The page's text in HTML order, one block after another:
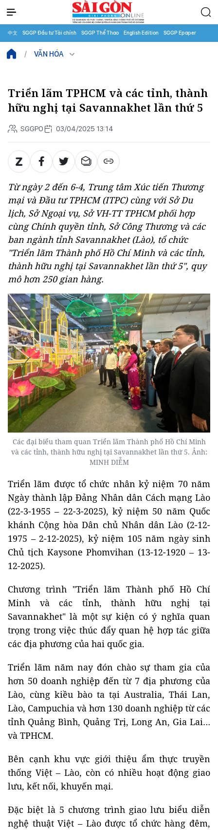
中文 SGGP Đầu tư Tài chính SGGP Thể Thao English Edition SGGP Epaper
VĂN HÓA
Triển lãm TPHCM và các tỉnh, thành
hữu nghị tại Savannakhet lần thứ 5
SGGPO 03/04/2025 13:14
Từ ngày 2 đến 6-4, Trung tâm Xúc tiến Thương
mại và Đầu tư TPHCM (ITPC) cùng với Sở Du
lịch, Sở Ngoại vụ, Sở VH-TT TPHCM phối hợp
cùng Chính quyền tỉnh, Sở Công Thương và các
ban ngành tỉnh Savannakhet (Lào), tổ chức
"Triển lãm Thành phố Hồ Chí Minh và các tỉnh,
thành hữu nghị tại Savannakhet lần thứ 5", quy
mô hơn 250 gian hàng.
Các đại biểu tham quan Triển lãm Thành phố Hồ Chí Minh
và các tỉnh, thành hữu nghị tại Savannakhet lần thứ 5. Ảnh:
MINH DIỄM
Triển lãm được tổ chức nhân kỷ niệm 70 năm
Ngày thành lập Đảng Nhân dân Cách mạng Lào
(22-3-1955 – 22-3-2025), kỷ niệm 50 năm Quốc
khánh Cộng hòa Dân chủ Nhân dân Lào (2-12-
1975 – 2-12-2025), kỷ niệm 105 năm ngày sinh
Chủ tịch Kaysone Phomvihan (13-12-1920 – 13-
12-2025).
Chương trình "Triển lãm Thành phố Hồ Chí
Minh và các tỉnh, thành hữu nghị tại
Savannakhet" là một sự kiện có ý nghĩa quan
trọng trong việc thúc đẩy quan hệ hợp tác giữa
các địa phương của hai quốc gia.
Triển lãm năm nay đón chào sự tham gia của
hơn 50 doanh nghiệp đến từ 7 địa phương của
Lào, cùng kiều bào ta tại Australia, Thái Lan,
Lào, Campuchia và hơn 130 doanh nghiệp từ các
tỉnh Quảng Bình, Quảng Trị, Long An, Gia Lai…
và TPHCM.
Bên cạnh khu vực giới thiệu ẩm thực truyền
thống Việt – Lào, còn có nhiều hoạt động giao
lưu, kết nối, khuyến mại.
Đặc biệt là 5 chương trình giao lưu biểu diễn
nghệ thuật Việt – Lào được tổ chức hàng đêm,